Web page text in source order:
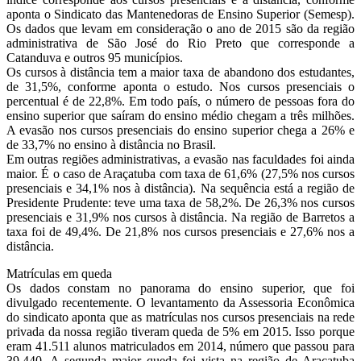
aponta o Sindicato das Mantenedoras de Ensino Superior (Semesp).
Os dados que levam em consideração o ano de 2015 são da região
administrativa de São José do Rio Preto que corresponde a
Catanduva e outros 95 municípios.
Os cursos à distância tem a maior taxa de abandono dos estudantes,
de 31,5%, conforme aponta o estudo. Nos cursos presenciais o
percentual é de 22,8%. Em todo país, o número de pessoas fora do
ensino superior que saíram do ensino médio chegam a três milhões.
A evasão nos cursos presenciais do ensino superior chega a 26% e
de 33,7% no ensino à distância no Brasil.
Em outras regiões administrativas, a evasão nas faculdades foi ainda
maior. É o caso de Araçatuba com taxa de 61,6% (27,5% nos cursos
presenciais e 34,1% nos à distância). Na sequência está a região de
Presidente Prudente: teve uma taxa de 58,2%. De 26,3% nos cursos
presenciais e 31,9% nos cursos à distância. Na região de Barretos a
taxa foi de 49,4%. De 21,8% nos cursos presenciais e 27,6% nos a
distância.
Matrículas em queda
Os dados constam no panorama do ensino superior, que foi
divulgado recentemente. O levantamento da Assessoria Econômica
do sindicato aponta que as matrículas nos cursos presenciais na rede
privada da nossa região tiveram queda de 5% em 2015. Isso porque
eram 41.511 alunos matriculados em 2014, número que passou para